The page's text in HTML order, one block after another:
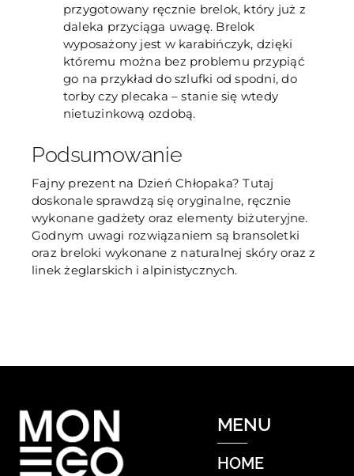
przygotowany ręcznie brelok, który już z
daleka przyciąga uwagę. Brelok
wyposażony jest w karabińczyk, dzięki
któremu można bez problemu przypiąć
go na przykład do szlufki od spodni, do
torby czy plecaka – stanie się wtedy
nietuzinkową ozdobą.
Podsumowanie
Fajny prezent na Dzień Chłopaka? Tutaj
doskonale sprawdzą się oryginalne, ręcznie
wykonane gadżety oraz elementy biżuteryjne.
Godnym uwagi rozwiązaniem są bransoletki
oraz breloki wykonane z naturalnej skóry oraz z
linek żeglarskich i alpinistycznych.
MENU
HOME